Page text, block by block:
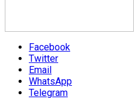
Facebook
Twitter
Email
WhatsApp
Telegram